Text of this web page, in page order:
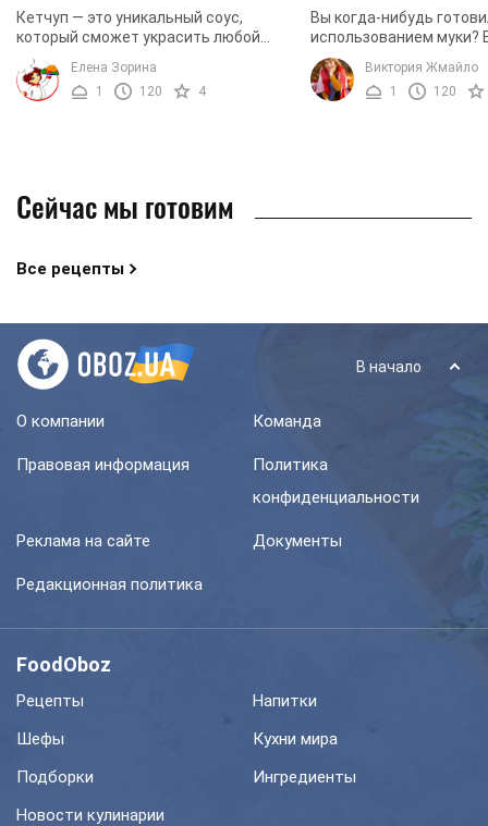
Кетчуп — это уникальный соус,
который сможет украсить любой
стол. Правильно подобранный кетчуп
даже самое безнадежное блюдо
сделает вкусным и ...
Елена Зорина
1
120 4
Вы когда-нибудь
использованием муки?
самое время
рецептом. Как правило,
загущения кетчупов ...
Виктория Жмайло
1
120
Сейчас мы готовим
Все рецепты
В начало
О компании Команда
Правовая информация
Политика
конфиденциальности
Реклама на сайте Документы
Редакционная политика
FoodOboz
Рецепты
Напитки
Шефы
Кухни мира
Подборки
Ингредиенты
Новости кулинарии